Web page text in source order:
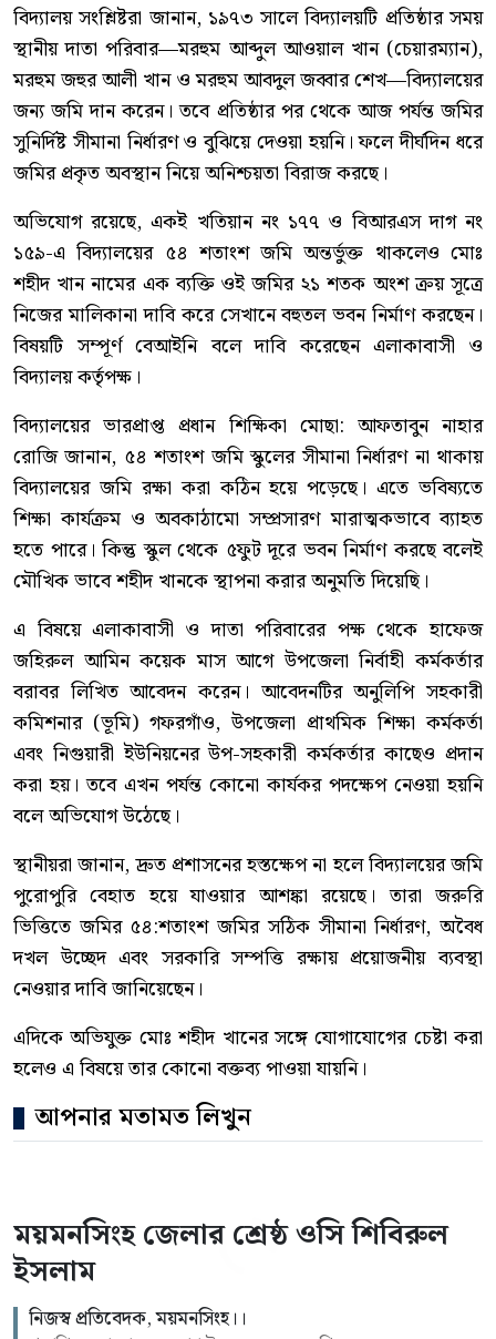
বিদ্যালয় সংশ্লিষ্টরা জানান, ১৯৭৩ সালে বিদ্যালয়টি প্রতিষ্ঠার সময়
স্থানীয় দাতা পরিবার—মরহুম আব্দুল আওয়াল খান (চেয়ারম্যান),
মরহুম জহুর আলী খান ও মরহুম আবদুল জব্বার শেখ—বিদ্যালয়ের
জন্য জমি দান করেন। তবে প্রতিষ্ঠার পর থেকে আজ পর্যন্ত জমির
সুনির্দিষ্ট সীমানা নির্ধারণ ও বুঝিয়ে দেওয়া হয়নি। ফলে দীর্ঘদিন ধরে
জমির প্রকৃত অবস্থান নিয়ে অনিশ্চয়তা বিরাজ করছে।
অভিযোগ রয়েছে, একই খতিয়ান নং ১৭৭ ও বিআরএস দাগ নং
১৫৯-এ বিদ্যালয়ের ৫৪ শতাংশ জমি অন্তর্ভুক্ত থাকলেও মোঃ
শহীদ খান নামের এক ব্যক্তি ওই জমির ২১ শতক অংশ ক্রয় সূত্রে
নিজের মালিকানা দাবি করে সেখানে বহুতল ভবন নির্মাণ করছেন।
বিষয়টি সম্পূর্ণ বেআইনি বলে দাবি করেছেন এলাকাবাসী ও
বিদ্যালয় কর্তৃপক্ষ।
বিদ্যালয়ের ভারপ্রাপ্ত প্রধান শিক্ষিকা মোছা: আফতাবুন নাহার
রোজি জানান, ৫৪ শতাংশ জমি স্কুলের সীমানা নির্ধারণ না থাকায়
বিদ্যালয়ের জমি রক্ষা করা কঠিন হয়ে পড়েছে। এতে ভবিষ্যতে
শিক্ষা কার্যক্রম ও অবকাঠামো সম্প্রসারণ মারাত্মকভাবে ব্যাহত
হতে পারে। কিন্তু স্কুল থেকে ৫ফুট দূরে ভবন নির্মাণ করছে বলেই
মৌখিক ভাবে শহীদ খানকে স্থাপনা করার অনুমতি দিয়েছি।
এ বিষয়ে এলাকাবাসী ও দাতা পরিবারের পক্ষ থেকে হাফেজ
জহিরুল আমিন কয়েক মাস আগে উপজেলা নির্বাহী কর্মকর্তার
বরাবর লিখিত আবেদন করেন। আবেদনটির অনুলিপি সহকারী
কমিশনার (ভূমি) গফরগাঁও, উপজেলা প্রাথমিক শিক্ষা কর্মকর্তা
এবং নিগুয়ারী ইউনিয়নের উপ-সহকারী কর্মকর্তার কাছেও প্রদান
করা হয়। তবে এখন পর্যন্ত কোনো কার্যকর পদক্ষেপ নেওয়া হয়নি
বলে অভিযোগ উঠেছে।
স্থানীয়রা জানান, দ্রুত প্রশাসনের হস্তক্ষেপ না হলে বিদ্যালয়ের জমি
পুরোপুরি বেহাত হয়ে যাওয়ার আশঙ্কা রয়েছে। তারা জরুরি
ভিত্তিতে জমির ৫৪:শতাংশ জমির সঠিক সীমানা নির্ধারণ, অবৈধ
দখল উচ্ছেদ এবং সরকারি সম্পত্তি রক্ষায় প্রয়োজনীয় ব্যবস্থা
নেওয়ার দাবি জানিয়েছেন।
এদিকে অভিযুক্ত মোঃ শহীদ খানের সঙ্গে যোগাযোগের চেষ্টা করা
হলেও এ বিষয়ে তার কোনো বক্তব্য পাওয়া যায়নি।
আপনার মতামত লিখুন
ময়মনসিংহ জেলার শ্রেষ্ঠ ওসি শিবিরুল
ইসলাম
নিজস্ব প্রতিবেদক, ময়মনসিংহ।।